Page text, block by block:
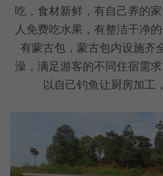
吃，食材新鲜，有自己养的
人免费吃水果，有整洁干净
有蒙古包，蒙古包内设施齐
澡，满足游客的不同住宿需
以自己钓鱼让厨房加工